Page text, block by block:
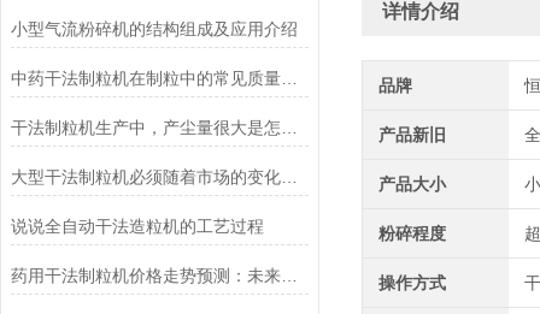
小型气流粉碎机的结构组成及应用介绍
中药干法制粒机在制粒中的常见质量问题及解决方法
大型干法制粒机必须随着市场的变化不断创新
说说全自动干法造粒机的工艺过程
药用干法制粒机价格走势预测：未来市场将何去何从？
详情介绍
品牌
产品新旧
产品大小
粉碎程度
操作方式